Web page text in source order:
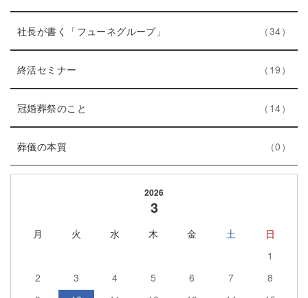
数
リ
ー
数
ン
ト
リ
数
社長が書く「フューネグループ」
ン
リ
数
34
終活セミナー
ン
ト
リ
数
19
冠婚葬祭のこと
ン
リ
14
葬儀の本質エ
ン
数
0
件
2026
3
月 火 水 木 金 土
日
1
2
3 4 5 6 7
8